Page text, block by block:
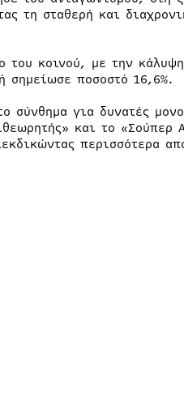
τη σταθερή και
του κοινού, με την
σημείωσε ποσοστό 16,6%.
για δυνατές
και το «Σούπερ
περισσότερα